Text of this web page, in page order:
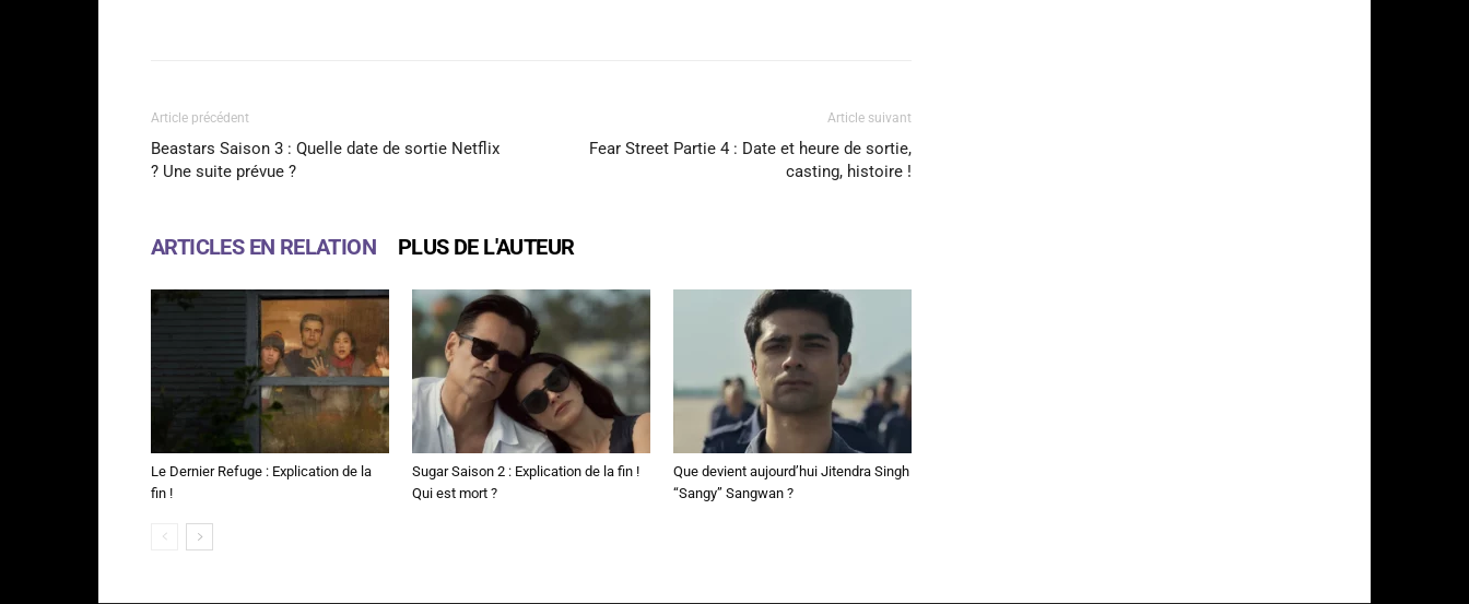
Article précédent
Beastars Saison 3 : Quelle date de sortie Netflix
? Une suite prévue ?
Article suivant
Fear Street Partie 4 : Date et heure de sortie,
casting, histoire !
ARTICLES EN RELATION PLUS DE L'AUTEUR
Le Dernier Refuge : Explication de la
fin !
Sugar Saison 2 : Explication de la fin !
Qui est mort ?
Que devient aujourd’hui Jitendra Singh
“Sangy” Sangwan ?